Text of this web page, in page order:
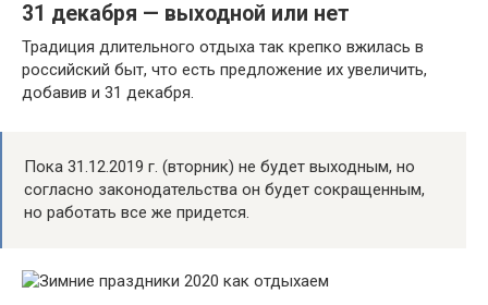
31 декабря — выходной или нет
Традиция длительного отдыха так крепко вжилась в
российский быт, что есть предложение их увеличить,
добавив и 31 декабря.
Пока 31.12.2019 г. (вторник) не будет выходным, но
согласно законодательства он будет сокращенным,
но работать все же придется.